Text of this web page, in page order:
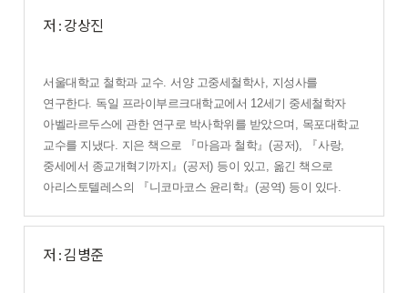
저 : 강상진
서울대학교 철학과 교수 서양 고중세철학사, 지성사를
연구한다. 독일 프라이부르크대학교에서 12세기 중세철학자
아벨라르두스에 관한 연구로 박사학위를 받았으며
목포대학교
교수를 지냈다. 지은 책으로 『마음과 철학』(공저), 『사랑,
중세에서 종교개혁기까지 』(공저) 등이 있고
옮긴 책으로
아리스토텔레스의
『니코마코스 윤리학』(공역) 등이 있다.
저 : 김병준